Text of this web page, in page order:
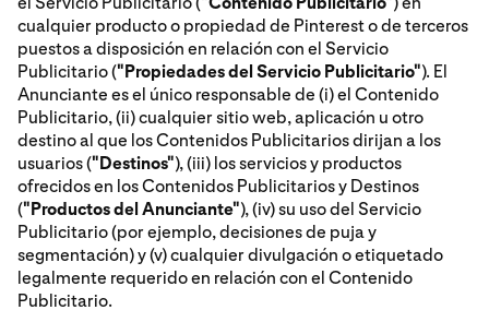
cualquier producto o propiedad de Pinterest o de terceros
puestos a disposición en relación con el Servicio
Publicitario ("Propiedades del Servicio Publicitario"). El
Anunciante es el único responsable de (i) el Contenido
Publicitario, (ii) cualquier sitio web, aplicación u otro
destino al que los Contenidos Publicitarios dirijan a los
usuarios ("Destinos"), (iii) los servicios y productos
ofrecidos en los Contenidos Publicitarios y Destinos
("Productos del Anunciante"), (iv) su uso del Servicio
Publicitario (por ejemplo, decisiones de puja y
segmentación) y (v) cualquier divulgación o etiquetado
legalmente requerido en relación con el Contenido
Publicitario.